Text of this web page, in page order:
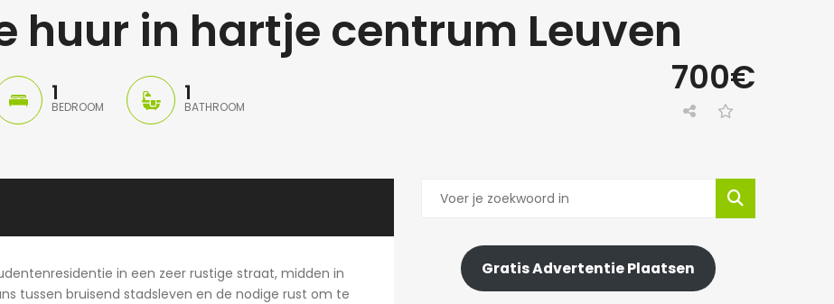
huur in hartje centrum Leuven
1
BEDROOM
1
BATHROOM
700€
in een zeer rustige straat, midden in
tussen bruisend stadsleven en de nodige rust om te
Gratis Advertentie Plaatsen